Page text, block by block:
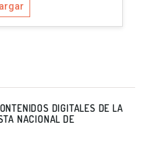
DIGITALES DE LA
NACIONAL DE